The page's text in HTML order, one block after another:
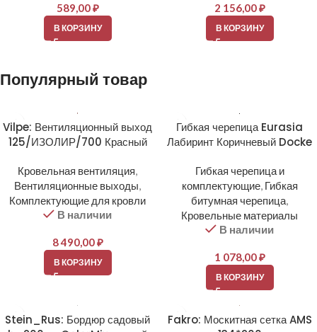
589,00₽
В КОРЗИНУ
2 156,00₽
В КОРЗИНУ
Популярный товар
Vilpe: Вентиляционный выход
125/ИЗОЛИР/700 Красный
Кровельная вентиляция
Вентиляционные выходы
Комплектующие для кровли
В наличии
8 490,00₽
В КОРЗИНУ
Гибкая черепица Eurasia
Лабиринт Коричневый Docke
Гибкая черепица и
комплектующие, Гибкая
битумная черепица
Кровельные материалы
В наличии
1 078,00₽
В КОРЗИНУ
Stein_Rus: Бордюр садовый
Fakro: Москитная сетка AMS